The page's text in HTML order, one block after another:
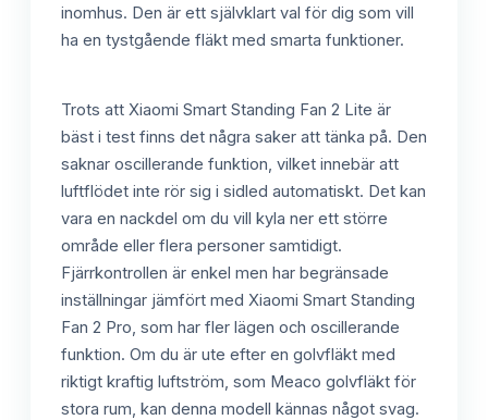
inomhus. Den är ett självklart val för dig som vill
ha en tystgående fläkt med smarta funktioner.
Trots att Xiaomi Smart Standing Fan 2 Lite är
bäst i test finns det några saker att tänka på. Den
saknar oscillerande funktion, vilket innebär att
luftflödet inte rör sig i sidled automatiskt. Det kan
vara en nackdel om du vill kyla ner ett större
område eller flera personer samtidigt.
Fjärrkontrollen är enkel men har begränsade
inställningar jämfört med Xiaomi Smart Standing
Fan 2 Pro, som har fler lägen och oscillerande
funktion. Om du är ute efter en golvfläkt med
riktigt kraftig luftström, som Meaco golvfläkt för
stora rum, kan denna modell kännas något svag.